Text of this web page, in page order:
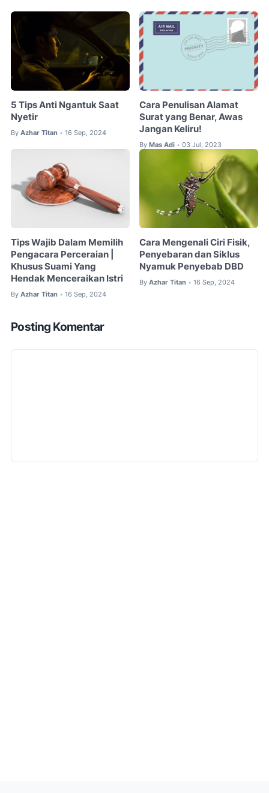
5 Tips Anti Ngantuk Saat
Nyetir
By Azhar Titan • 16 Sep, 2024
Cara Penulisan Alamat
Surat yang Benar, Awas
Jangan Keliru!
By Mas Adi • 03 Jul, 2023
Tips Wajib Dalam Memilih
Pengacara Perceraian |
Khusus Suami Yang
Hendak Menceraikan Istri
By Azhar Titan • 16 Sep, 2024
Cara Mengenali Ciri Fisik,
Penyebaran dan Siklus
Nyamuk Penyebab DBD
By Azhar Titan • 16 Sep, 2024
Posting Komentar